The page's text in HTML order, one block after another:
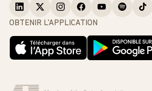
OBTENIR L'APPLICATION